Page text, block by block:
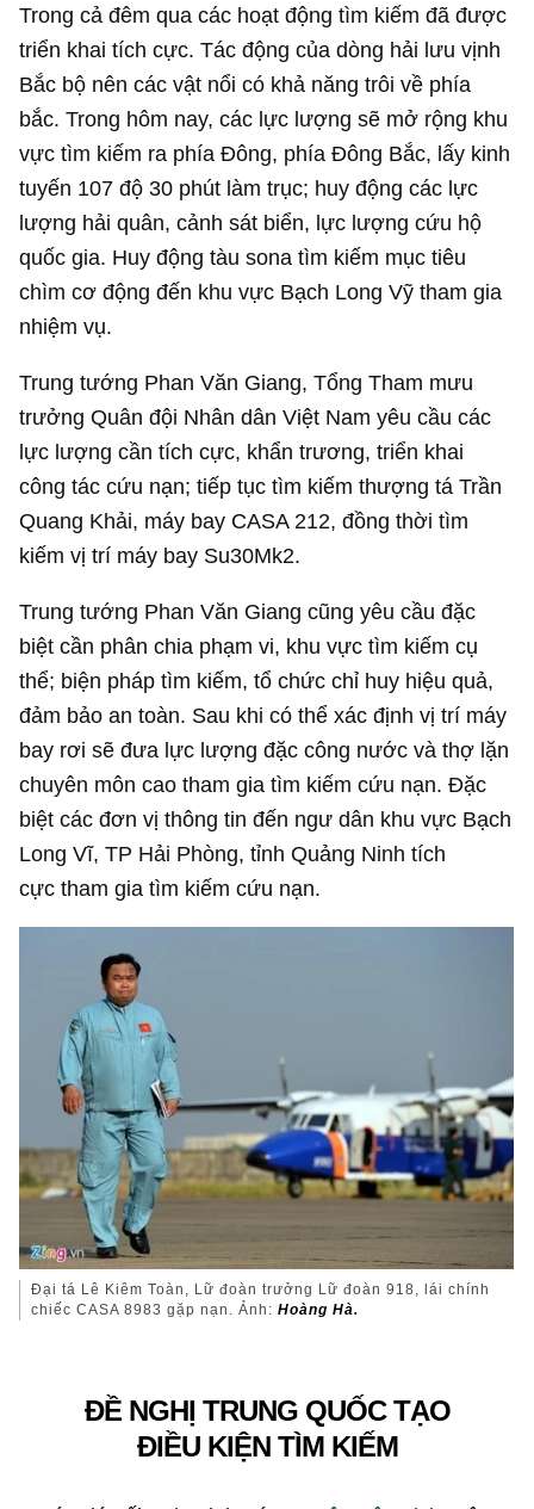
Trong cả đêm qua các hoạt động tìm kiếm đã được
triển khai tích cực. Tác động của dòng hải lưu vịnh
Bắc bộ nên các vật nổi có khả năng trôi về phía
bắc. Trong hôm nay, các lực lượng sẽ mở rộng khu
vực tìm kiếm ra phía Đông, phía Đông Bắc, lấy kinh
tuyến 107 độ 30 phút làm trục; huy động các lực
lượng hải quân, cảnh sát biển, lực lượng cứu hộ
quốc gia. Huy động tàu sona tìm kiếm mục tiêu
chìm cơ động đến khu vực Bạch Long Vỹ tham gia
nhiệm vụ.
Trung tướng Phan Văn Giang, Tổng Tham mưu
trưởng Quân đội Nhân dân Việt Nam yêu cầu các
lực lượng cần tích cực, khẩn trương, triển khai
công tác cứu nạn; tiếp tục tìm kiếm thượng tá Trần
Quang Khải, máy bay CASA 212, đồng thời tìm
kiếm vị trí máy bay Su30Mk2.
Trung tướng Phan Văn Giang cũng yêu cầu đặc
biệt cần phân chia phạm vi, khu vực tìm kiếm cụ
thể; biện pháp tìm kiếm, tổ chức chỉ huy hiệu quả,
đảm bảo an toàn. Sau khi có thể xác định vị trí máy
bay rơi sẽ đưa lực lượng đặc công nước và thợ lặn
chuyên môn cao tham gia tìm kiếm cứu nạn. Đặc
biệt các đơn vị thông tin đến ngư dân khu vực Bạch
Long Vĩ, TP Hải Phòng, tỉnh Quảng Ninh tích
cực tham gia tìm kiếm cứu nạn.
Đại tá Lê Kiêm Toàn, Lữ đoàn trưởng Lữ đoàn 918, lái chính
chiếc CASA 8983 gặp nạn. Ảnh:Hoàng Hà.
ĐỀ NGHỊ TRUNG QUỐC TẠO
ĐIỀU KIỆN TÌM KIẾM